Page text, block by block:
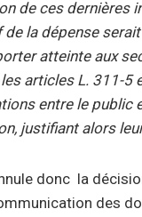
de ces dernières
la dépense
atteinte aux
articles L. 311-5
entre le public
justifiant alors
donc la
des